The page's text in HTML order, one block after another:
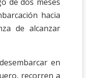
hacia
de alcanzar
en
recorren a